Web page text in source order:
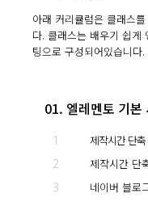
아래 커리큘럼은 클래스
다. 클래스는 배우기 쉽게
팅으로 구성되어있습니다.
01. 엘레멘토 기본
1
제작시간 단
2
제작시간 단
3
네이버 블로